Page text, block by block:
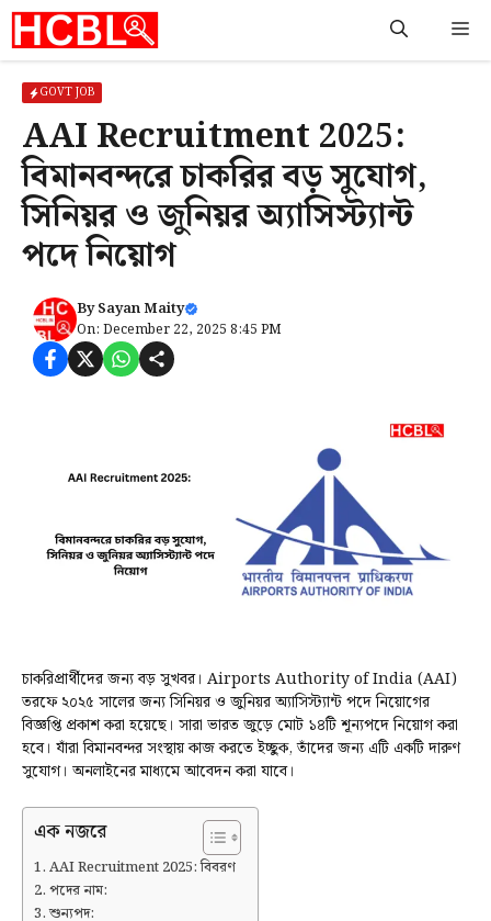
Skip
content
GOVT JOB
AAI Recruitment 2025:
বিমানবন্দরে চাকরির বড় সুযোগ,
সিনিয়র ও জুনিয়র অ্যাসিস্ট্যান্ট
পদে নিয়োগ
BySayan Maity
On: December 22, 2025 8:45 PM
চাকরিপ্রার্থীদের জন্য বড় সুখবর। Airports Authority of India (AAI)
তরফে ২০২৫ সালের জন্য সিনিয়র ও জুনিয়র অ্যাসিস্ট্যান্ট পদে নিয়োগের
বিজ্ঞপ্তি প্রকাশ করা হয়েছে। সারা ভারত জুড়ে মোট ১৪টি শূন্যপদে নিয়োগ করা
হবে। যাঁরা বিমানবন্দর সংস্থায় কাজ করতে ইচ্ছুক, তাঁদের জন্য এটি একটি দারুণ
সুযোগ। অনলাইনের মাধ্যমে আবেদন করা যাবে।
এক নজরে
AAI Recruitment 2025: বিবরণ
পদের নাম:
শুন্যপদ: